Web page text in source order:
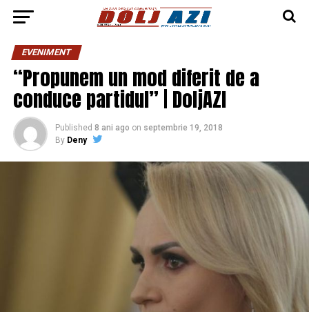
EVENIMENT
“Propunem un mod diferit de a
conduce partidul” | DoljAZI
Published 8 ani ago on septembrie 19, 2018
By Deny